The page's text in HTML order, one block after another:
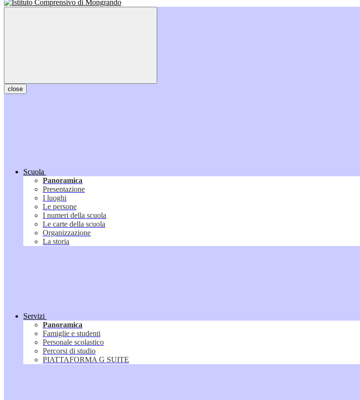
close
Scuola
Panoramica
Presentazione
I luoghi
Le persone
I numeri della scuola
Le carte della scuola
Organizzazione
La storia
Servizi
Panoramica
Famiglie e studenti
Personale scolastico
Percorsi di studio
PIATTAFORMA G SUITE